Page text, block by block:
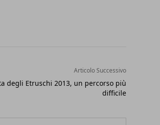
Articolo Successivo
degli Etruschi 2013, un percorso più
difficile